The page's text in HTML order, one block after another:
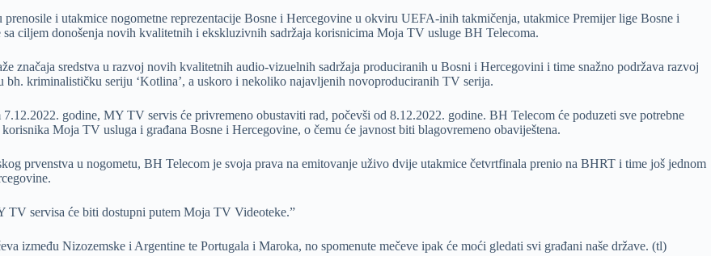
i utakmice nogometne reprezentacije Bosne i Hercegovine u okviru UEFA-inih takmičenja, utakmice Premijer lige Bosne i
ciljem donošenja novih kvalitetnih i ekskluzivnih sadržaja korisnicima Moja TV usluge BH Telecoma.
značaja sredstva u razvoj novih kvalitetnih audio-vizuelnih sadržaja produciranih u Bosni i Hercegovini i time snažno podržava razvoj
kriminalističku seriju ‘Kotlina’, a uskoro i nekoliko najavljenih novoproduciranih TV serija.
godine, MY TV servis će privremeno obustaviti rad, počevši od 8.12.2022. godine. BH Telecom će poduzeti sve potrebne
Moja TV usluga i građana Bosne i Hercegovine, o čemu će javnost biti blagovremeno obaviještena.
prvenstva u nogometu, BH Telecom je svoja prava na emitovanje uživo dvije utakmice četvrtfinala prenio na BHRT i time još jednom
servisa će biti dostupni putem Moja TV Videoteke.”
između Nizozemske i Argentine te Portugala i Maroka, no spomenute mečeve ipak će moći gledati svi građani naše države. (tl)